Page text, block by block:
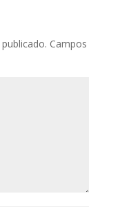
Campos